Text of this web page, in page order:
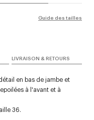
Guide des tailles
LIVRAISON & RETOURS
en bas de jambe et
à l'avant et à
36.